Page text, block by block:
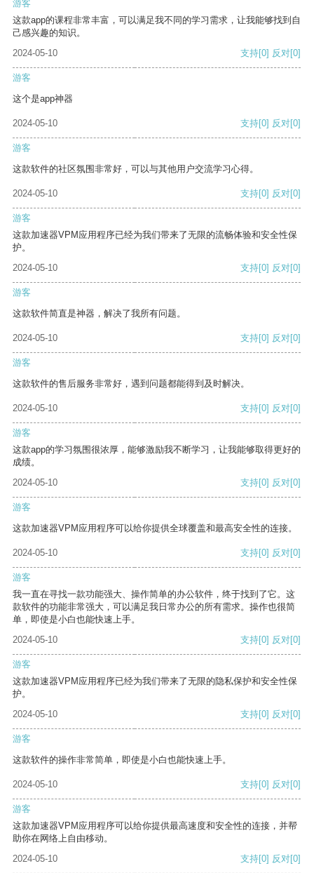
游客
这款app的课程非常丰富，可以满足我不同的学习需求，让我能够找到自
己感兴趣的知识。
2024-05-10
支持[0] 反对[0]
游客
这个是app神器
2024-05-10 支持[0] 反对[0]
游客
这款软件的社区氛围非常好，可以与其他用户交流学习心得。
2024-05-10 支持[0] 反对[0]
游客
这款加速器VPM应用程序已经为我们带来了无限的流畅体验和安全性保
护。
2024-05-10
支持[0] 反对[0]
游客
这款软件简直是神器，解决了我所有问题。
2024-05-10 支持[0] 反对[0]
游客
这款软件的售后服务非常好，遇到问题都能得到及时解决。
2024-05-10 支持[0] 反对[0]
游客
这款app的学习氛围很浓厚，能够激励我不断学习，让我能够取得更好的
成绩。
2024-05-10
支持[0] 反对[0]
游客
这款加速器VPM应用程序可以给你提供全球覆盖和最高安全性的连接。
2024-05-10 支持[0] 反对[0]
游客
我一直在寻找一款功能强大、操作简单的办公软件，终于找到了它。这
款软件的功能非常强大，可以满足我日常办公的所有需求。操作也很简
单，即使是小白也能快速上手。
2024-05-10
支持[0] 反对[0]
游客
这款加速器VPM应用程序已经为我们带来了无限的隐私保护和安全性保
护。
2024-05-10
支持[0] 反对[0]
游客
这款软件的操作非常简单，即使是小白也能快速上手。
2024-05-10 支持[0] 反对[0]
游客
这款加速器VPM应用程序可以给你提供最高速度和安全性的连接，并帮
助你在网络上自由移动。
2024-05-10
支持[0] 反对[0]